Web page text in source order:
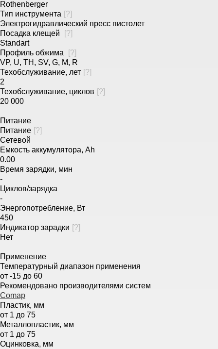
Rothenberger
Тип инструмента [?]
Электрогидравлический пресс пистолет
Посадка клещей
[?]
Standart
Профиль обжима
[?]
VP, U, TH, SV, G, M, R
Техобслуживание, лет [?]
2
Техобслуживание, циклов [?]
20 000
Питание
Питание [?]
Сетевой
Емкость аккумулятора, Ah
0.00
Время зарядки, мин
-
Циклов/зарядка
-
Энергопотребление, Вт
450
Индикатор зарадки [?]
Нет
Применение
Температурный диапазон применения
от -15 до 60
Рекомендовано производителями систем
Comap
Пластик, мм
от 1 до 75
Металлопластик, мм
от 1 до 75
Оцинковка, мм